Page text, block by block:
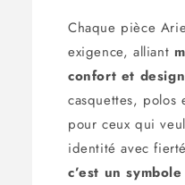
Chaque pièce
exigence, alliant
confort et
casquettes, polos
pour ceux qui
identité avec
c’est un